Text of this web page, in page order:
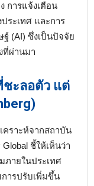
การแจ้งเตือน
ระเทศ และการ
(AI) ซึ่งเป็นปัจจัย
ที่ผ่านมา
ชะลอตัว แต่
คราะห์จากสถาบัน
ชี้ให้เห็นว่า
ายในประเทศ
การปรับเพิ่มขึ้น